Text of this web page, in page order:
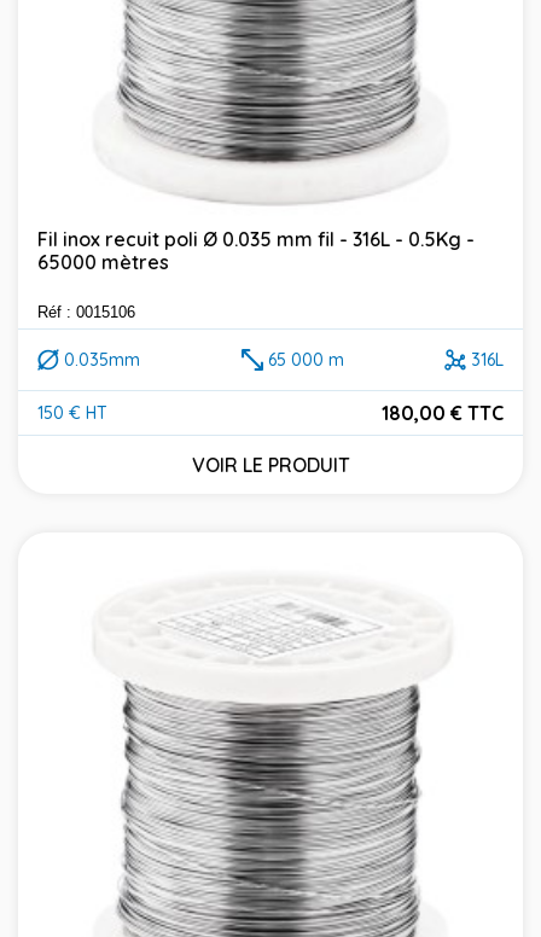
Fil inox recuit poli Ø 0.035 mm fil - 316L - 0.5Kg -
65000 mètres
Réf : 0015106
0.035mm 65 000 m 316L
150 € HT
Prix
180,00 € TTC
VOIR LE PRODUIT